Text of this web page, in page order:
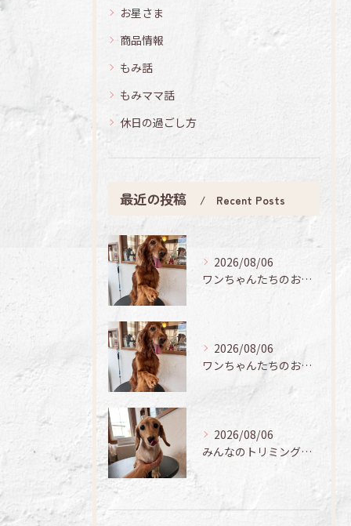
お星さま
商品情報
もみ話
もみママ話
休日の過ごし方
最近の投稿 Recent Posts
2026/08/06
ワンちゃんたちのお手入れ日記🐶✨
2026/08/06
ワンちゃんたちのお手入れ日記🐶✨
2026/08/06
みんなのトリミング日記🌟